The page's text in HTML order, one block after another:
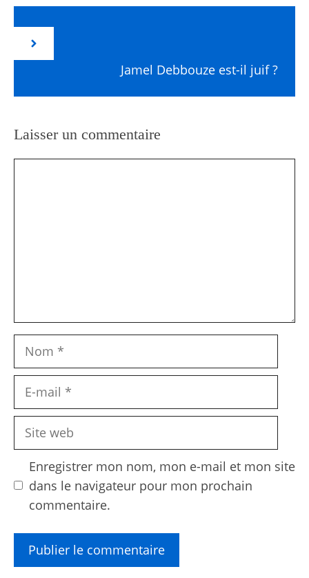
Jamel Debbouze est-il juif ?
Laisser un commentaire
Nom
Site
Enregistrer mon nom, mon e-mail et mon site
dans le navigateur pour mon prochain
commentaire.